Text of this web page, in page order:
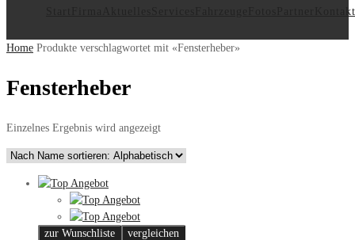
Kontakt
Home Produkte verschlagwortet mit «Fensterheber»
Fensterheber
Einzelnes Ergebnis wird angezeigt
zur Wunschliste
vergleichen